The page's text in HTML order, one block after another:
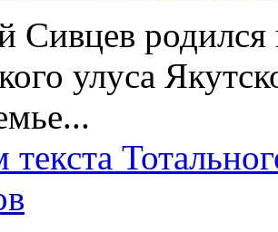
Сивцев родился
улуса